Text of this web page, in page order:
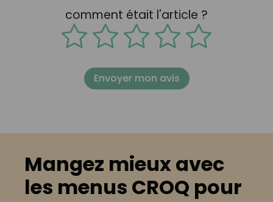
comment était l'article ?
Envoyer mon avis
Mangez mieux avec
les menus CROQ pour